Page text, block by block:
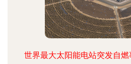
世界最大太阳能电站突发自